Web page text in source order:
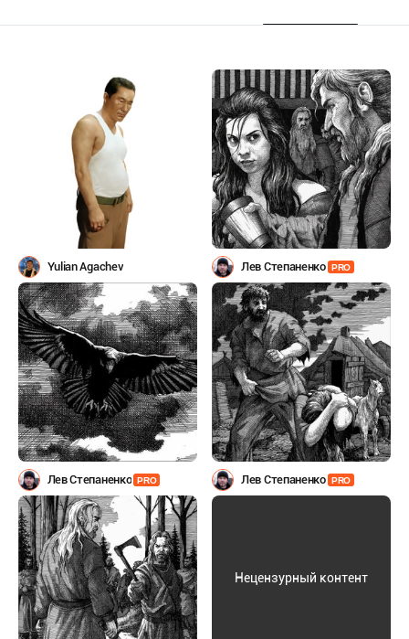
Yulian Agachev Лев Степаненко PRO
Лев Степаненко PRO Лев Степаненко PRO
Нецензурный контент